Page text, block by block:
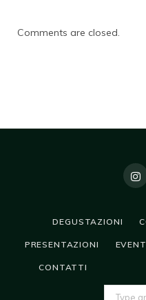
Comments are closed.
DEGUSTAZIONI
PRESENTAZIONI
CONTATTI